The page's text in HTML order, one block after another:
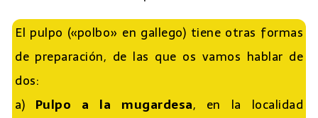
El pulpo («polbo» en gallego) tiene otras formas
de preparación, de las que os vamos hablar de
dos:
a) Pulpo a la mugardesa, en la localidad